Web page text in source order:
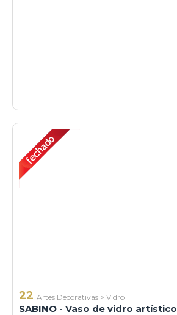
22 Artes Decorativas > Vidro
SABINO - Vaso de vidro artístico